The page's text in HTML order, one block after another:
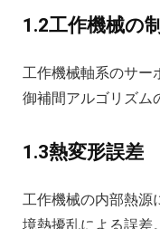
1.2工作機械の
工作機械軸系のサー
御補間アルゴリズム
1.3熱変形誤差
工作機械の内部熱源
境熱擾乱による誤差。